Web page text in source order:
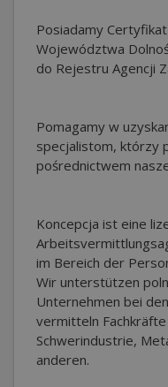
Posiadamy
Województwa
do Rejestru Agencji
Pomagamy w
specjalistom, którzy
pośrednictwem
Koncepcja ist eine
im Bereich der
Wir unterstützen
Unternehmen bei
vermitteln
Schwerindustrie,
anderen.